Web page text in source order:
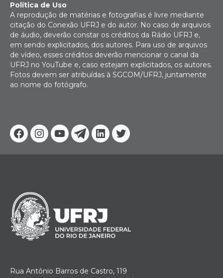
Facebook
Instagram
YoutubeTelegram
Linkedin
Twitter
Política de Uso
A reprodução de matérias e fotografias é livre mediante
citação do Conexão UFRJ e do autor. No caso de arquivos
de áudio, deverão constar os créditos da Rádio UFRJ e,
em sendo explicitados, dos autores. Para uso de arquivos
de vídeo, esses créditos deverão mencionar o canal da
UFRJ no YouTube e, caso estejam explicitados, os autores.
Fotos devem ser atribuídas à SGCOM/UFRJ, juntamente
ao nome do fotógrafo.
Rua Antônio Barros de Castro, 119